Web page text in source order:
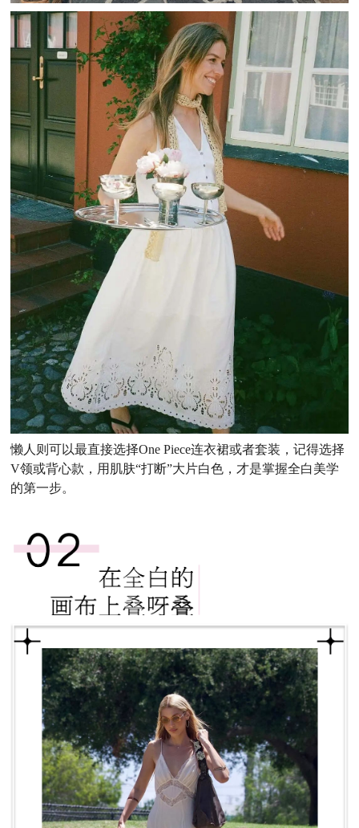
懒人则可以最直接选择One Piece连衣裙或者套装，记得选择
V领或背心款，用肌肤“打断”大片白色，才是掌握全白美学
的第一步。